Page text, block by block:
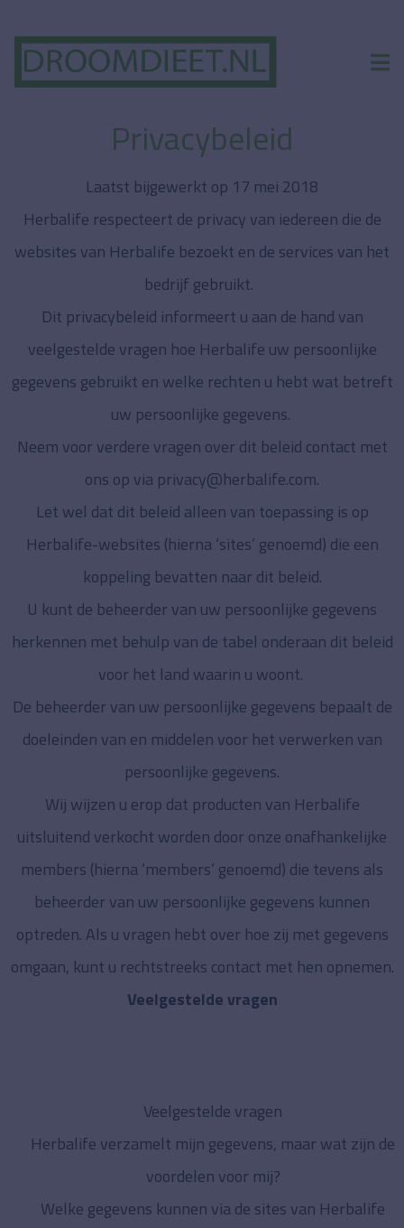
Privacybeleid
Laatst bijgewerkt op 17 mei 2018
Herbalife respecteert de privacy van iedereen die de
websites van Herbalife bezoekt en de services van het
bedrijf gebruikt.
Dit privacybeleid informeert u aan de hand van
veelgestelde vragen hoe Herbalife uw persoonlijke
gegevens gebruikt en welke rechten u hebt wat betreft
uw persoonlijke gegevens.
Neem voor verdere vragen over dit beleid contact met
ons op via privacy@herbalife.com.
Let wel dat dit beleid alleen van toepassing is op
Herbalife-websites (hierna ‘sites’ genoemd) die een
koppeling bevatten naar dit beleid.
U kunt de beheerder van uw persoonlijke gegevens
herkennen met behulp van de tabel onderaan dit beleid
voor het land waarin u woont.
De beheerder van uw persoonlijke gegevens bepaalt de
doeleinden van en middelen voor het verwerken van
persoonlijke gegevens.
Wij wijzen u erop dat producten van Herbalife
uitsluitend verkocht worden door onze onafhankelijke
members (hierna ‘members’ genoemd) die tevens als
beheerder van uw persoonlijke gegevens kunnen
optreden. Als u vragen hebt over hoe zij met gegevens
omgaan, kunt u rechtstreeks contact met hen opnemen.
Veelgestelde vragen
Veelgestelde vragen
Herbalife verzamelt mijn gegevens, maar wat zijn de
voordelen voor mij?
Welke gegevens kunnen via de sites van Herbalife